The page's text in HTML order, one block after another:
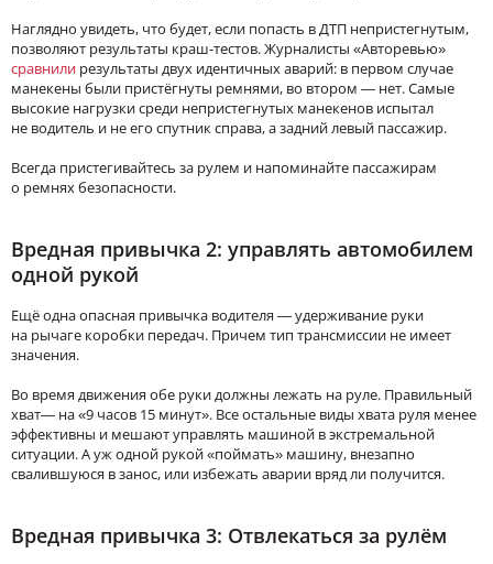
Наглядно увидеть, что будет, если попасть в ДТП непристегнутым,
позволяют результаты краш-тестов. Журналисты «Авторевью»
сравнили результаты двух идентичных аварий: в первом случае
манекены были пристёгнуты ремнями, во втором — нет. Самые
высокие нагрузки среди непристегнутых манекенов испытал
не водитель и не его спутник справа, а задний левый пассажир.
Всегда пристегивайтесь за рулем и напоминайте пассажирам
о ремнях безопасности.
Вредная привычка 2: управлять автомобилем
одной рукой
Ещё одна опасная привычка водителя — удерживание руки
на рычаге коробки передач. Причем тип трансмиссии не имеет
значения.
Во время движения обе руки должны лежать на руле. Правильный
хват— на «9 часов 15 минут». Все остальные виды хвата руля менее
эффективны и мешают управлять машиной в экстремальной
ситуации. А уж одной рукой «поймать» машину, внезапно
свалившуюся в занос, или избежать аварии вряд ли получится.
Вредная привычка 3: Отвлекаться за рулём